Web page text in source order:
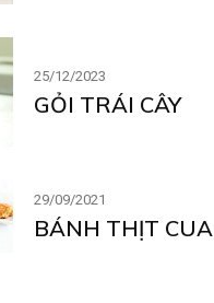
25/12/2023
GỎI TRÁI CÂY
29/09/2021
BÁNH THỊT CUA